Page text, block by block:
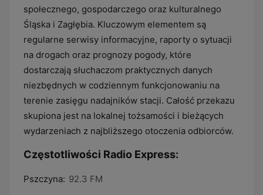
społecznego, gospodarczego oraz kulturalnego
Śląska i Zagłębia. Kluczowym elementem są
regularne serwisy informacyjne, raporty o sytuacji
na drogach oraz prognozy pogody, które
dostarczają słuchaczom praktycznych danych
niezbędnych w codziennym funkcjonowaniu na
terenie zasięgu nadajników stacji. Całość przekazu
skupiona jest na lokalnej tożsamości i bieżących
wydarzeniach z najbliższego otoczenia odbiorców.
Częstotliwości Radio Express:
Pszczyna: 92.3 FM